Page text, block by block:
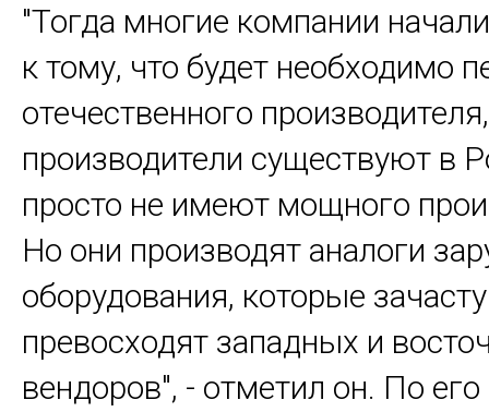
"Тогда многие компании
к тому, что будет необходимо
отечественного
производители существуют в
просто не имеют мощного
Но они производят аналоги
оборудования, которые
превосходят западных и
вендоров", - отметил он. По